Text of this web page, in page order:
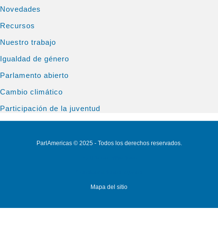
Novedades
Recursos
Nuestro trabajo
Igualdad de género
Parlamento abierto
Cambio climático
Participación de la juventud
ParlAmericas © 2025 - Todos los derechos reservados.
Mapa del sitio